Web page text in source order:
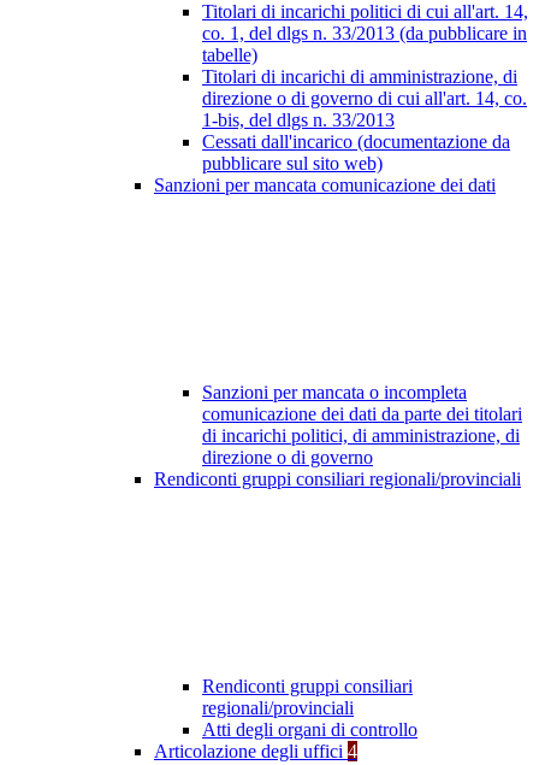
Titolari di incarichi politici di cui all'art. 14,
co. 1, del dlgs n. 33/2013 (da pubblicare in
tabelle)
Titolari di incarichi di amministrazione, di
direzione o di governo di cui all'art. 14, co.
1-bis, del dlgs n. 33/2013
Cessati dall'incarico (documentazione da
pubblicare sul sito web)
Sanzioni per mancata comunicazione dei dati
Sanzioni per mancata o incompleta
comunicazione dei dati da parte dei titolari
di incarichi politici, di amministrazione, di
direzione o di governo
Rendiconti gruppi consiliari regionali/provinciali
Rendiconti gruppi consiliari
regionali/provinciali
Atti degli organi di controllo
Articolazione degli uffici 4